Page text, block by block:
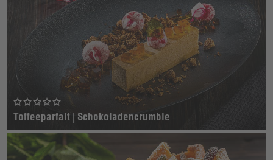
Toffeeparfait | Schokoladencrumble